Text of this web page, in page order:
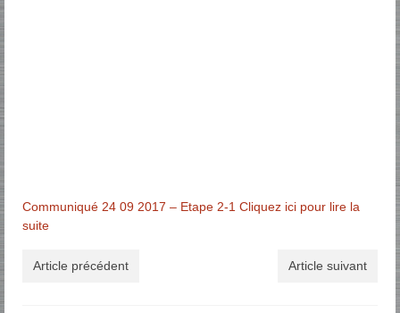
Communiqué 24 09 2017 – Etape 2-1 Cliquez ici pour lire la
suite
Article précédent Article suivant